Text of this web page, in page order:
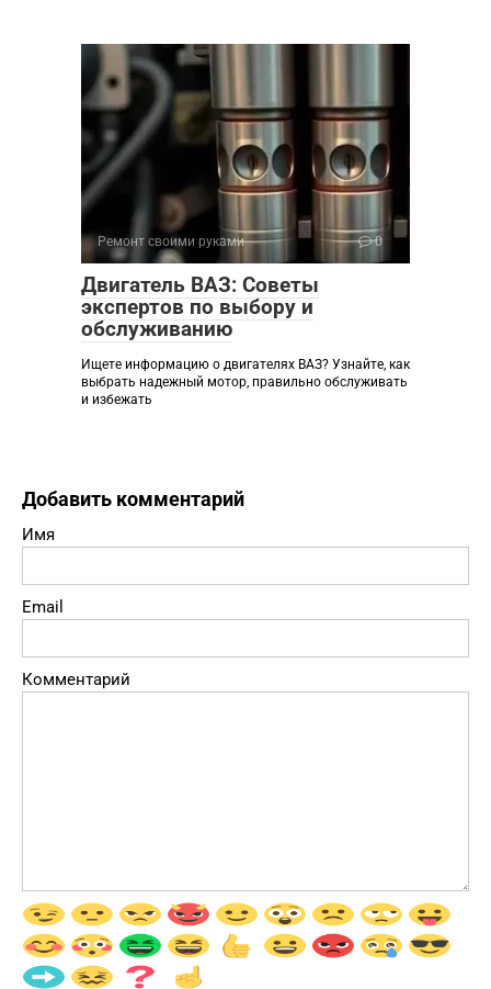
Ремонт своими руками 0
Двигатель ВАЗ: Советы
экспертов по выбору и
обслуживанию
Ищете информацию о двигателях ВАЗ? Узнайте, как
выбрать надежный мотор, правильно обслуживать
и избежать
Добавить комментарий
Имя
Email
Комментарий